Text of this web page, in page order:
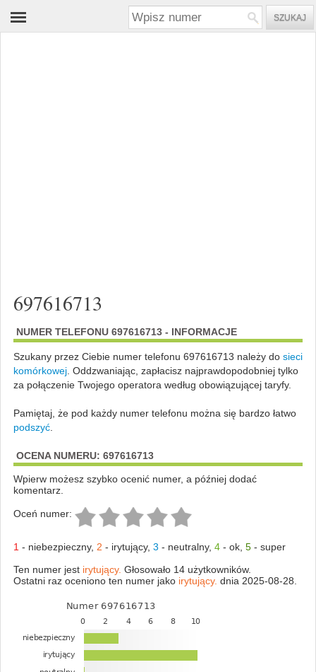
697616713
NUMER TELEFONU 697616713 - INFORMACJE
Szukany przez Ciebie numer telefonu 697616713 należy do sieci
komórkowej. Oddzwaniając, zapłacisz najprawdopodobniej tylko
za połączenie Twojego operatora według obowiązującej taryfy.
Pamiętaj, że pod każdy numer telefonu można się bardzo łatwo
podszyć.
OCENA NUMERU: 697616713
Wpierw możesz szybko ocenić numer, a później dodać
komentarz.
Oceń numer:
1 - niebezpieczny, 2 - irytujący, 3 - neutralny, 4- ok, 5- super
Ten numer jest irytujący. Głosowało 14 użytkowników.
Ostatni raz oceniono ten numer jako irytujący. dnia 2025-08-28.